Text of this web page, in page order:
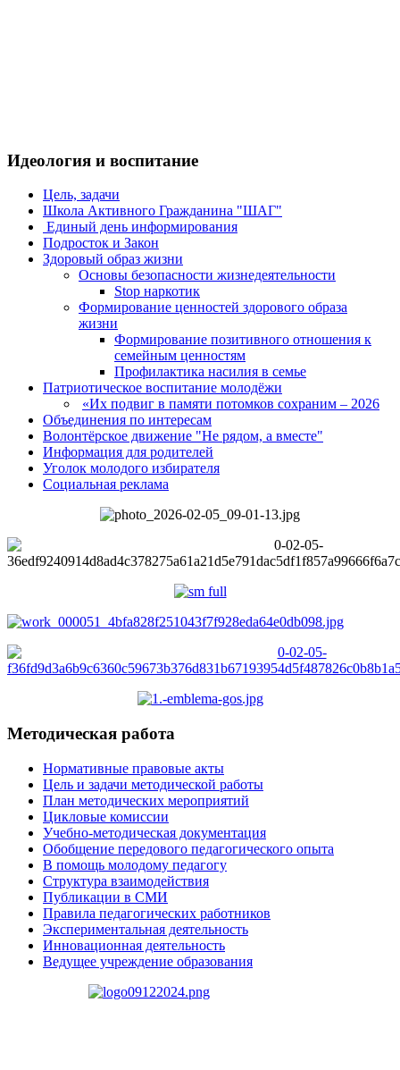
Идеология и воспитание
Цель, задачи
Школа Активного Гражданина "ШАГ"
Единый день информирования
Подросток и Закон
Здоровый образ жизни
Основы безопасности жизнедеятельности
Stop наркотик
Формирование ценностей здорового образа
жизни
Формирование позитивного отношения к
семейным ценностям
Профилактика насилия в семье
Патриотическое воспитание молодёжи
«Их подвиг в памяти потомков сохраним – 2026
Объединения по интересам
Волонтёрское движение "Не рядом, а вместе"
Информация для родителей
Уголок молодого избирателя
Социальная реклама
Методическая работа
Нормативные правовые акты
Цель и задачи методической работы
План методических мероприятий
Цикловые комиссии
Учебно-методическая документация
Обобщение передового педагогического опыта
В помощь молодому педагогу
Структура взаимодействия
Публикации в СМИ
Правила педагогических работников
Экспериментальная деятельность
Инновационная деятельность
Ведущее учреждение образования